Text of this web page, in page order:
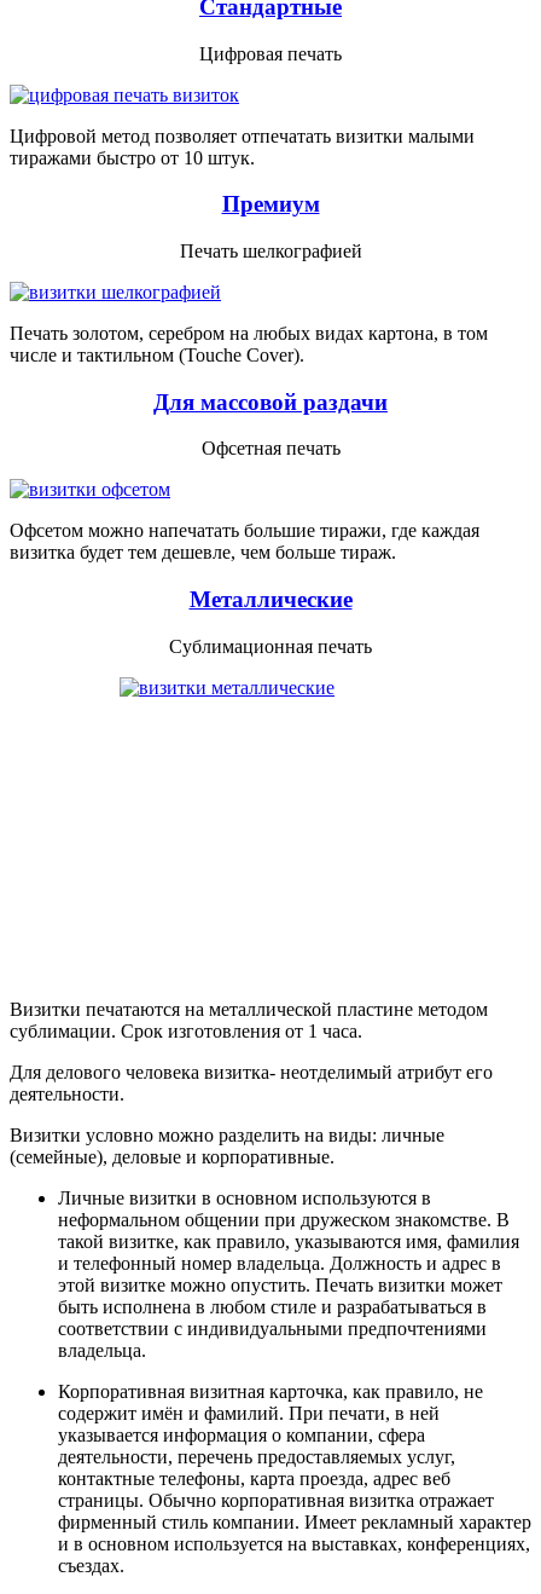
Стандартные
Цифровая печать
Цифровой метод позволяет отпечатать визитки малыми
тиражами быстро от 10 штук.
Премиум
Печать шелкографией
Печать золотом, серебром на любых видах картона, в том
числе и тактильном (Touche Cover).
Для массовой раздачи
Офсетная печать
Офсетом можно напечатать большие тиражи, где каждая
визитка будет тем дешевле, чем больше тираж.
Металлические
Сублимационная печать
Визитки печатаются на металлической пластине методом
сублимации. Срок изготовления от 1 часа.
Для делового человека визитка- неотделимый атрибут его
деятельности.
Визитки условно можно разделить на виды: личные
(семейные), деловые и корпоративные.
Личные визитки в основном используются в
неформальном общении при дружеском знакомстве. В
такой визитке, как правило, указываются имя, фамилия
и телефонный номер владельца. Должность и адрес в
этой визитке можно опустить. Печать визитки может
быть исполнена в любом стиле и разрабатываться в
соответствии с индивидуальными предпочтениями
владельца.
Корпоративная визитная карточка, как правило, не
содержит имён и фамилий. При печати, в ней
указывается информация о компании, сфера
деятельности, перечень предоставляемых услуг,
контактные телефоны, карта проезда, адрес веб
страницы. Обычно корпоративная визитка отражает
фирменный стиль компании. Имеет рекламный характер
и в основном используется на выставках, конференциях,
съездах.